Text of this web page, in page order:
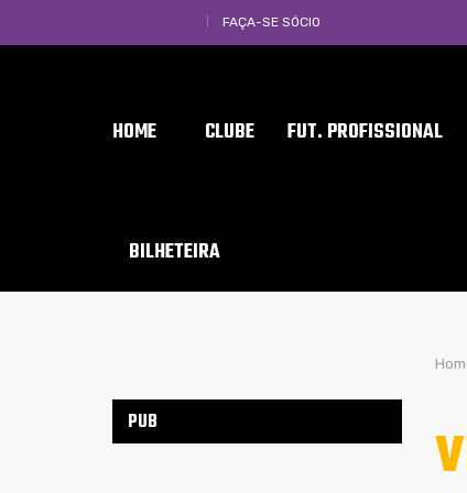
FAÇA-SE SÓCIO
HOME CLUBE FUT. PROFISSIONAL
BILHETEIRA
PUB